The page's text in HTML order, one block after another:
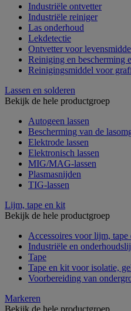
Industriële ontvetter
Industriële reiniger
Las onderhoud
Lekdetectie
Ontvetter voor
Reiniging en bescherming
Reinigingsmiddel voor
Lassen en solderen
Bekijk de hele productgroep
Autogeen lassen
Bescherming van de
Elektrode lassen
Elektronisch lassen
MIG/MAG-lassen
Plasmasnijden
TIG-lassen
Lijm, tape en kit
Bekijk de hele productgroep
Accessoires voor lijm, tape
Industriële en
Tape
Tape en kit voor isolatie,
Voorbereiding van
Markeren
Bekijk de hele productgroep